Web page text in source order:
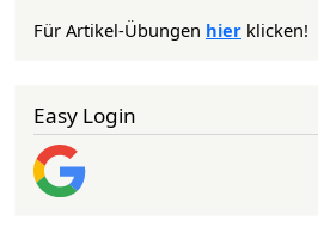
Für Artikel-Übungen hier klicken!
Easy Login